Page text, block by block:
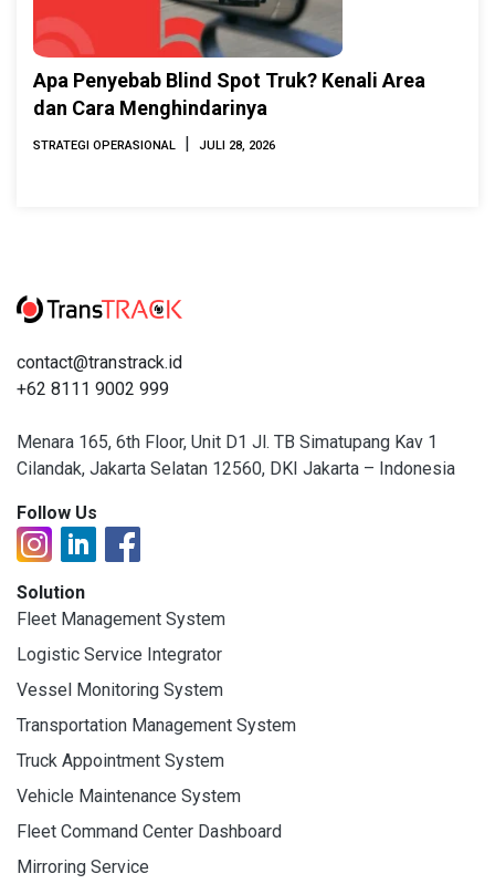
Apa Penyebab Blind Spot Truk? Kenali Area
dan Cara Menghindarinya
STRATEGI OPERASIONAL | JULI 28, 2026
contact@transtrack.id
+62 8111 9002 999
Menara 165, 6th Floor, Unit D1 Jl. TB Simatupang Kav 1
Cilandak, Jakarta Selatan 12560, DKI Jakarta – Indonesia
Follow Us
Solution
Fleet Management System
Logistic Service Integrator
Vessel Monitoring System
Transportation Management System
Truck Appointment System
Vehicle Maintenance System
Fleet Command Center Dashboard
Mirroring Service